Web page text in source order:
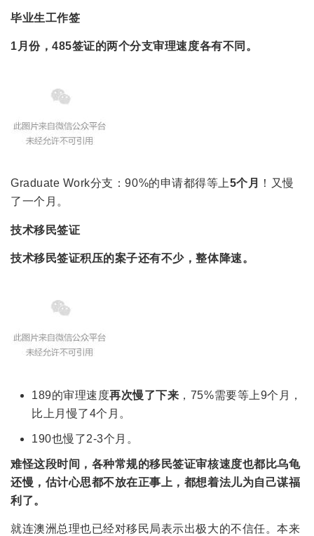
毕业生工作签
1月份，485签证的两个分支审理速度各有不同。
Graduate Work分支：90%的申请都得等上5个月
！又慢
了一个月。
技术移民签证
技术移民签证积压的案子还有不少，整体降速。
189的审理速度再次慢了下来 ，75%需要等上9个月，
比上月慢了4个月。
190也慢了2-3个月。
难怪这段时间，各种常规的移民签证审核速度也都比乌龟
还慢，估计心思都不放在正事上，都想着法儿为自己谋福
利了。
就连澳洲总理也已经对移民局表示出极大的不信任。本来